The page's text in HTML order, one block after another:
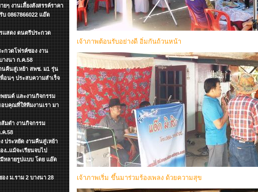
ๆ งานเลึ้ยงสังสรรค์ราคา
0867866022 แอ๊ด
แสดง ดนตรีประกวด
ะกวดโฟรค์ซอง งาน
างนา ก.ค.58
นคืนสู่เหย้า สพช. ม1 รุ่น
อนๆ ประสบความสำเร็จ
พยนต์ และงานกิจกรรม
บคุณที่ให้ทีมงานเรา มา
ส้มตำ งานกิจกรรม
ค.58
ประหยัด งานคืนสู่เหย้า
ง..แม้จะเรียนจบไป
หลายรูปแบบ โดย แอ๊ด
ง ม.ราม 2 บางนา 28
เจ้าภาพต้อนรับอย่างดี อิ่มกันถ้วนหน้า
เจ้าภาพเริ่ม ขึ้นมาร่วมร้องเพลง ด้วยความสุข